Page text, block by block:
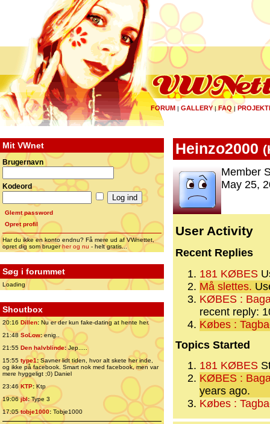
FORUM | GALLERY|FAQ |
Mit VWnet
Brugernavn
Kodeord
Glemt password
Opret profil
Har du ikke en konto endnu? Få mere ud af VWnettet,
opret dig som brugerher og nu - helt gratis...
Søg i forummet
Loading
Shoutbox
20:16 Dillen: Nu er der kun fake-dating at hente her.
21:48 SoLow:enig..
21:55 Den halvblinde:Jep.....
15:55 type1:Savner lidt tiden, hvor alt skete her inde,
og ikke på facebook. Smart nok med facebook, men var
mere hyggeligt ;0) Daniel
23:46 KTP:Ktp
19:06jbl:Type 3
17:05tobje1000: Tobje1000
Heinzo2000 (
Member
May 25,
User Activity
Recent Replies
181 KØBES
Må slettes.
KØBES :
recent reply:
Købes :
Topics Started
181 KØBES
KØBES :
years ago.
Købes :